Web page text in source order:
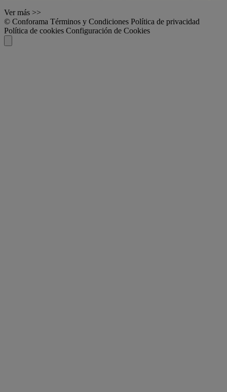
Ver más >>
© Conforama Términos y Condiciones Política de privacidad
Política de cookies Configuración de Cookies